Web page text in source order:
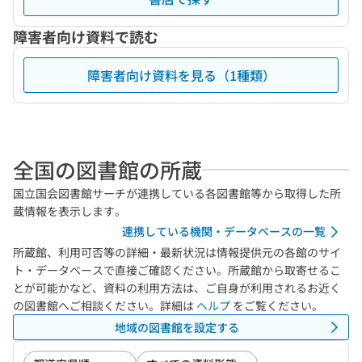
障害者向け資料で読む
障害者向け資料を見る（1種類）
全国の図書館の所蔵
国立国会図書館サーチが連携している各図書館等から取得した所
蔵情報を表示します。
連携している機関・データベースの一覧
所蔵館、利用可否等の詳細・最新状況は情報提供元の各館のサイ
ト・データベースで直接ご確認ください。所蔵館から取寄せるこ
とが可能かなど、資料の利用方法は、ご自身が利用されるお近く
の図書館へご相談ください。詳細は ヘルプ をご覧ください。
地域の図書館を設定する